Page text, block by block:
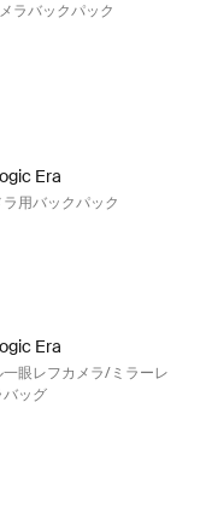
ラバックパック
オブシディアンブラック
Era Small Camera
Era
用バックパック
ディアンブラック
Era DSLR/Mirrorless
Era
眼レフカメラ/ミラーレ
バッグ
ンブラック (selected)
Era 14" Laptop